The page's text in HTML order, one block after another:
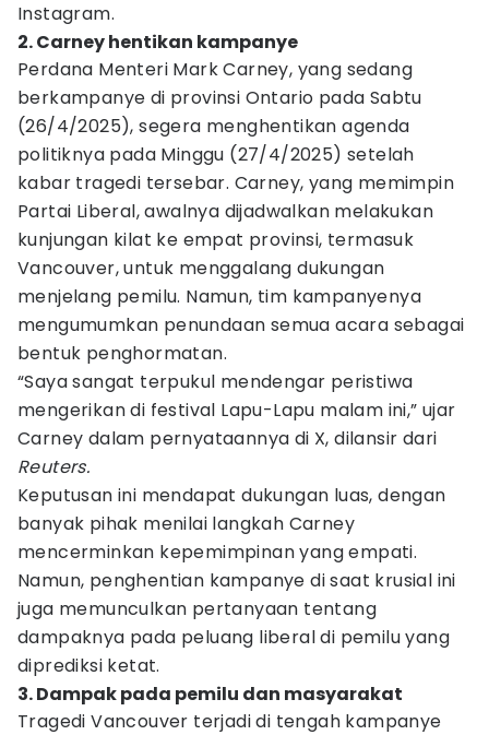
Instagram.
2. Carney hentikan kampanye
Perdana Menteri Mark Carney, yang sedang
berkampanye di provinsi Ontario pada Sabtu
(26/4/2025), segera menghentikan agenda
politiknya pada Minggu (27/4/2025) setelah
kabar tragedi tersebar. Carney, yang memimpin
Partai Liberal, awalnya dijadwalkan melakukan
kunjungan kilat ke empat provinsi, termasuk
Vancouver, untuk menggalang dukungan
menjelang pemilu. Namun, tim kampanyenya
mengumumkan penundaan semua acara sebagai
bentuk penghormatan.
“Saya sangat terpukul mendengar peristiwa
mengerikan di festival Lapu-Lapu malam ini,” ujar
Carney dalam pernyataannya di X, dilansir dari
Reuters.
Keputusan ini mendapat dukungan luas, dengan
banyak pihak menilai langkah Carney
mencerminkan kepemimpinan yang empati.
Namun, penghentian kampanye di saat krusial ini
juga memunculkan pertanyaan tentang
dampaknya pada peluang liberal di pemilu yang
diprediksi ketat.
3. Dampak pada pemilu dan masyarakat
Tragedi Vancouver terjadi di tengah kampanye